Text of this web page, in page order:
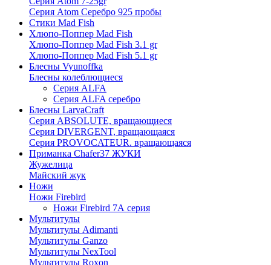
Серия Atom Серебро 925 пробы
Стики Mad Fish
Хлюпо-Поппер Mad Fish
Хлюпо-Поппер Mad Fish 3.1 gr
Хлюпо-Поппер Mad Fish 5.1 gr
Блесны Vyunoffka
Блесны колеблющиеся
Серия ALFA
Серия ALFA серебро
Блесны LarvaCraft
Серия ABSOLUTE, вращающиеся
Серия DIVERGENT, вращающаяся
Серия PROVOCATEUR. вращающаяся
Приманка Chafer37 ЖУКИ
Жужелица
Майский жук
Ножи
Ножи Firebird
Ножи Firebird 7А серия
Мультитулы
Мультитулы Adimanti
Мультитулы Ganzo
Мультитулы NexTool
Мультитулы Roxon